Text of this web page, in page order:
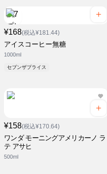
¥168(税込¥181.44)
アイスコーヒー無糖
1000ml
セブンザプライス
¥158(税込¥170.64)
ワンダ モーニングアメリカーノ ラ
テ アサヒ
500ml